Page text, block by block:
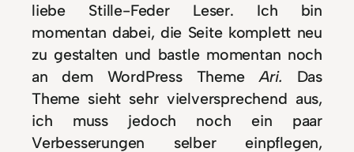
liebe Stille-Feder Leser. Ich bin
momentan dabei, die Seite komplett neu
zu gestalten und bastle momentan noch
an dem WordPress ThemeAri. Das
Theme sieht sehr vielversprechend aus,
ich muss jedoch noch ein paar
Verbesserungen selber einpflegen,